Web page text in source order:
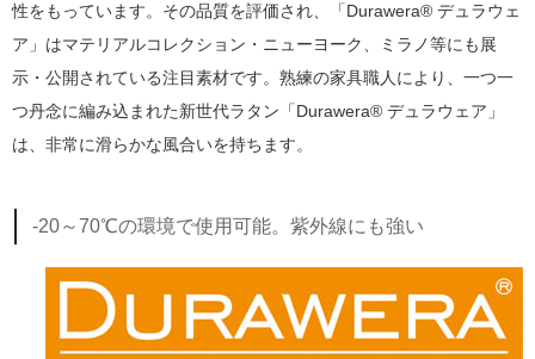
性をもっています。その品質を評価され、「Durawera® デュラウェ
ア」はマテリアルコレクション・ニューヨーク、ミラノ等にも展
示・公開されている注目素材です。熟練の家具職人により、一つ一
つ丹念に編み込まれた新世代ラタン「Durawera® デュラウェア」
は、非常に滑らかな風合いを持ちます。
-20～70℃の環境で使用可能。紫外線にも強い